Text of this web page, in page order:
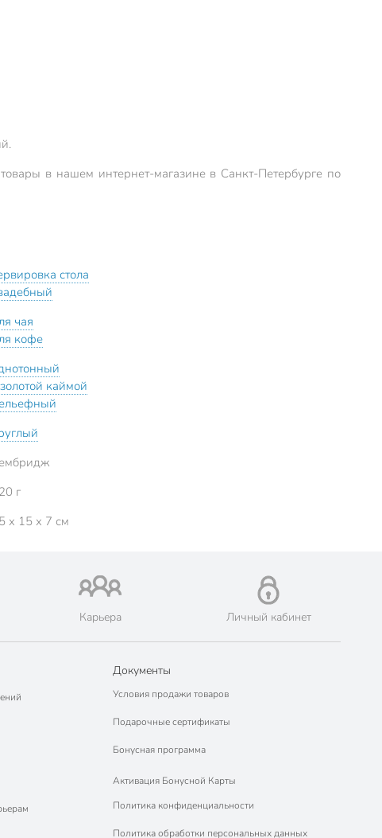
в нашем интернет-магазине в Санкт-Петербургe по
стола
чая
кофе
каймой
г
x 15 x 7 см
Карьера Личный кабинет
Документы
Условия продажи товаров
Подарочные сертификаты
Бонусная программа
Активация Бонусной Карты
Политика конфиденциальности
Политика обработки персональных данных